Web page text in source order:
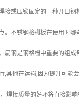
或压锁固定的一种开口
。不锈钢格栅板在使用时
扁钢是钢格栅中重要的组
其他在运输,因为提升可
焊接质量的好坏将直接影